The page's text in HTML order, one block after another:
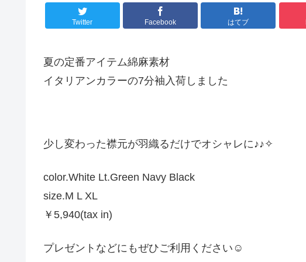
Twitter Facebook はてブ
夏の定番アイテム綿麻素材
イタリアンカラーの7分袖入荷しました
少し変わった襟元が羽織るだけでオシャレに♪♪✧︎
color.White Lt.Green Navy Black
size.M L XL
￥5,940(tax in)
プレゼントなどにもぜひご利用ください☺︎︎︎︎